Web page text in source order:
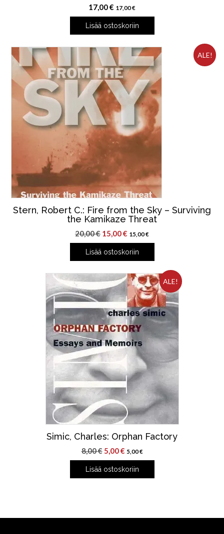
17,00€ 17,00€
Lisää ostoskoriin
ALE!
Stern, Robert C.: Fire from the Sky – Surviving
the Kamikaze Threat
20,00€ Alkuperäinen
hinta
oli:
15,00€ Nykyinen
hinta
on:
15,00€
Lisää ostoskoriin
ALE!
Simic, Charles: Orphan Factory
8,00€ Alkuperäinen
hinta
oli:
5,00€Nykyinen
hinta
on:
5,00€
Lisää ostoskoriin